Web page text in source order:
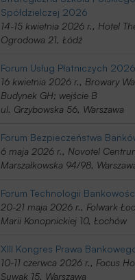
Spółdzielczej 2026
14-15 kwietnia 2026 r., Hotel
Ogrodowa 21, Łódź
Forum Usług Płatniczych 2026
16 kwietnia 2026 r., Browary
Budynek GH; wejście B
ul. Grzybowska 56, Warszawa
Forum Bezpieczeństwa
6 maja 2026 r., Novotel
Marszałkowska 94/98,
Forum Technologii
20-21 maja 2026 r., Folwark
Marii Konopnickiej 10, Łochów
XIII Kongres Prawa
10-11 czerwca 2026 r., Focus
Suwak 15, Warszawa